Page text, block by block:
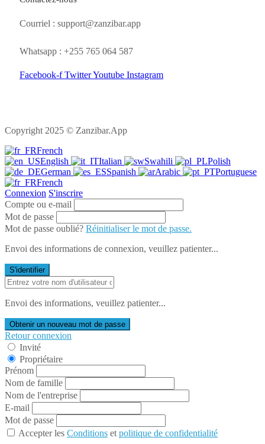
Courriel : support@zanzibar.app
Whatsapp : +255 765 064 587
Facebook-f TwitterYoutube Instagram
Copyright 2025 © Zanzibar.App
French
English
Italian Swahili
Polish
German
Spanish Arabic
Portuguese
French
Connexion S'inscrire
Compte ou e-mail
Mot de passe
Mot de passe oublié? Réinitialiser le mot de passe.
Envoi des informations de connexion, veuillez patienter...
S'identifier
Envoi des informations, veuillez patienter...
Obtenir un nouveau mot de passe
Retour connexion
Invité
Propriétaire
Prénom
Nom de famille
Nom de l'entreprise
E-mail
Mot de passe
Accepter les Conditions et politique de confidentialité